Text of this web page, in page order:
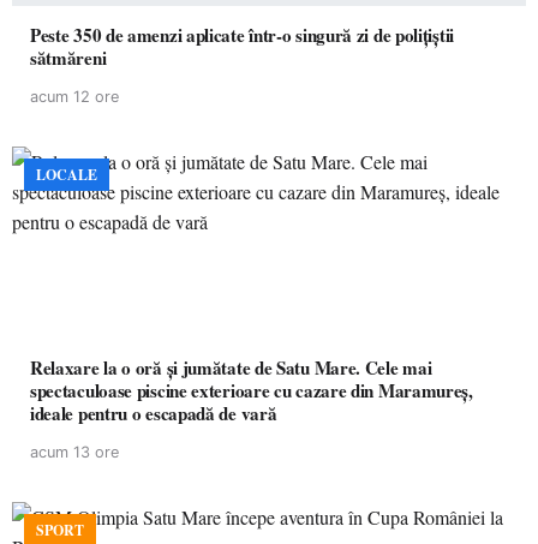
Peste 350 de amenzi aplicate într-o singură zi de polițiștii
sătmăreni
acum 12 ore
LOCALE
Relaxare la o oră și jumătate de Satu Mare. Cele mai
spectaculoase piscine exterioare cu cazare din Maramureș,
ideale pentru o escapadă de vară
acum 13 ore
SPORT